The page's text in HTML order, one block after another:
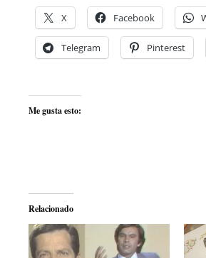
X Facebook
Telegram Pinterest
Me gusta esto:
Relacionado